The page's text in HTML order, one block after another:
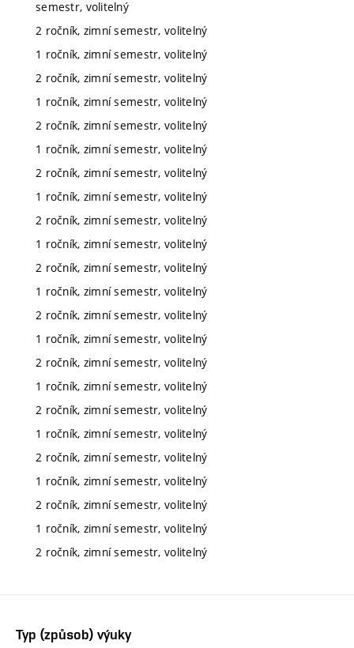
semestr, volitelný
2 ročník, zimní semestr, volitelný
1 ročník, zimní semestr, volitelný
2 ročník, zimní semestr, volitelný
1 ročník, zimní semestr, volitelný
2 ročník, zimní semestr, volitelný
1 ročník, zimní semestr, volitelný
2 ročník, zimní semestr, volitelný
1 ročník, zimní semestr, volitelný
2 ročník, zimní semestr, volitelný
1 ročník, zimní semestr, volitelný
2 ročník, zimní semestr, volitelný
1 ročník, zimní semestr, volitelný
2 ročník, zimní semestr, volitelný
1 ročník, zimní semestr, volitelný
2 ročník, zimní semestr, volitelný
1 ročník, zimní semestr, volitelný
2 ročník, zimní semestr, volitelný
1 ročník, zimní semestr, volitelný
2 ročník, zimní semestr, volitelný
1 ročník, zimní semestr, volitelný
2 ročník, zimní semestr, volitelný
1 ročník, zimní semestr, volitelný
2 ročník, zimní semestr, volitelný
Typ (způsob) výuky